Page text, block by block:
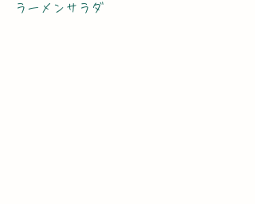
ラーメンサラダ